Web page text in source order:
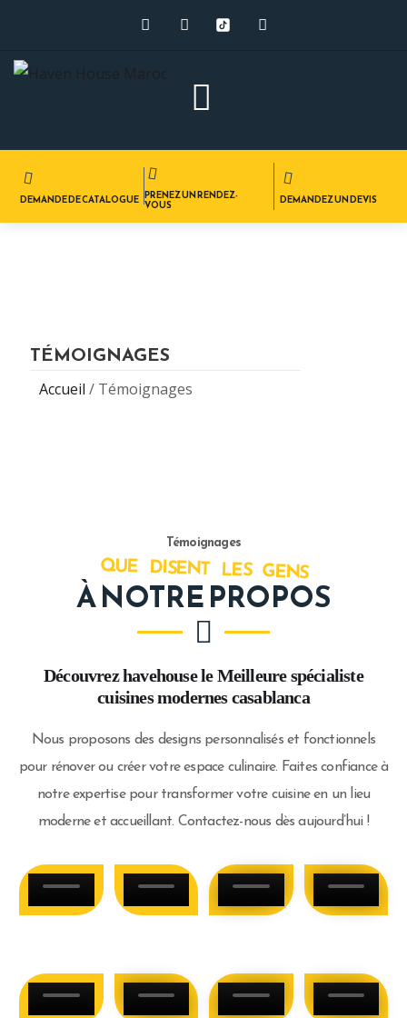
DEMANDE DE CATALOGUE PRENEZ UN RENDEZ-
VOUS DEMANDEZ UN DEVIS
TÉMOIGNAGES
Accueil / Témoignages
Témoignages
QUE DISENT LES GENS
À NOTRE PROPOS
Découvrez havehouse le Meilleure spécialiste
cuisines modernes casablanca
Nous proposons des designs personnalisés et fonctionnels
pour rénover ou créer votre espace culinaire. Faites confiance à
notre expertise pour transformer votre cuisine en un lieu
moderne et accueillant. Contactez-nous dès aujourd’hui !